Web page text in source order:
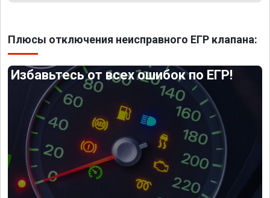
Плюсы отключения неисправного ЕГР клапана:
Избавьтесь от всех ошибок по ЕГР!